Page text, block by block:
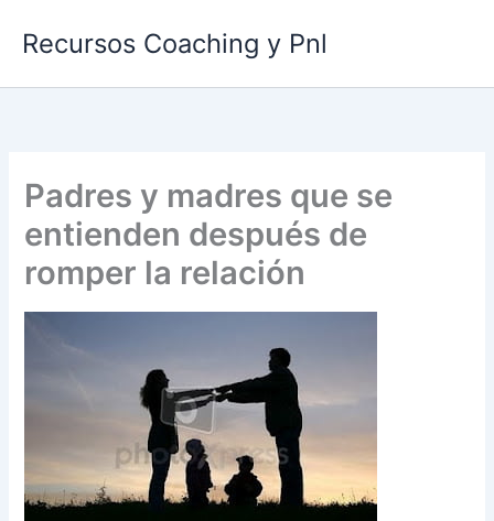
Recursos Coaching y Pnl
Padres y madres que se
entienden después de
romper la relación